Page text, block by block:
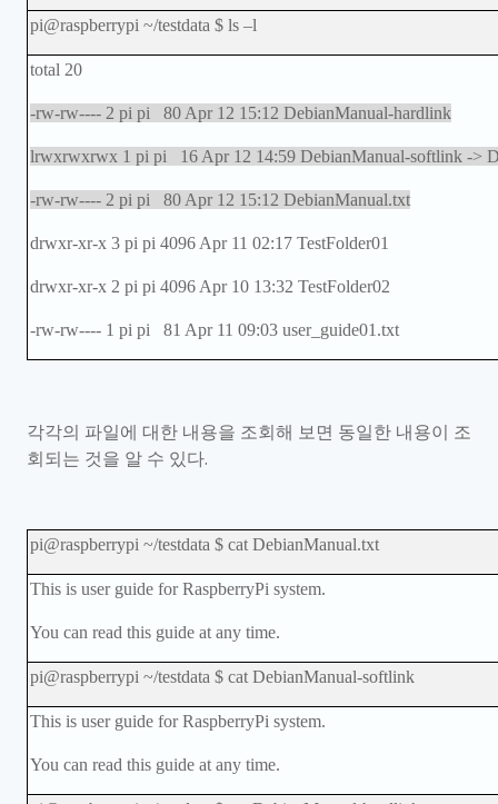
pi@raspberrypi ~/testdata $ ls –l
total 20
-rw-rw---- 2 pi pi 80 Apr 12 15:12 DebianManual-hardlink
lrwxrwxrwx 1 pi pi 16 Apr 12 14:59 DebianManual-softlink ->
-rw-rw---- 2 pi pi 80 Apr 12 15:12 DebianManual.txt
drwxr-xr-x 3 pi pi 4096 Apr 11 02:17 TestFolder01
drwxr-xr-x 2 pi pi 4096 Apr 10 13:32 TestFolder02
-rw-rw---- 1 pi pi 81 Apr 11 09:03 user_guide01.txt
각각의 파일에 대한 내용을 조회해 보면 동일한 내용이 조
회되는 것을 알 수 있다.
pi@raspberrypi ~/testdata $ cat DebianManual.txt
This is user guide for RaspberryPi system.
You can read this guide at any time.
pi@raspberrypi ~/testdata $ cat DebianManual-softlink
This is user guide for RaspberryPi system.
You can read this guide at any time.